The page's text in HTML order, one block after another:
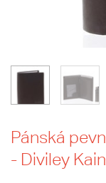
Pánská
- Diviley